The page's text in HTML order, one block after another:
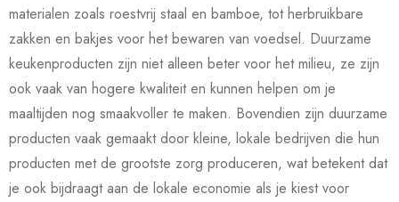
materialen zoals roestvrij staal en bamboe, tot herbruikbare
zakken en bakjes voor het bewaren van voedsel. Duurzame
keukenproducten zijn niet alleen beter voor het milieu, ze zijn
ook vaak van hogere kwaliteit en kunnen helpen om je
maaltijden nog smaakvoller te maken. Bovendien zijn duurzame
producten vaak gemaakt door kleine, lokale bedrijven die hun
producten met de grootste zorg produceren, wat betekent dat
je ook bijdraagt aan de lokale economie als je kiest voor